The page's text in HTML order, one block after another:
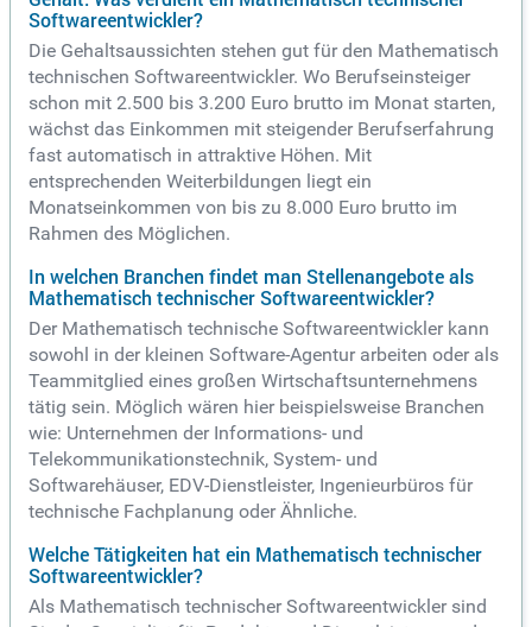
Softwareentwickler?
Die Gehaltsaussichten stehen gut für den Mathematisch
technischen Softwareentwickler. Wo Berufseinsteiger
schon mit 2.500 bis 3.200 Euro brutto im Monat starten,
wächst das Einkommen mit steigender Berufserfahrung
fast automatisch in attraktive Höhen. Mit
entsprechenden Weiterbildungen liegt ein
Monatseinkommen von bis zu 8.000 Euro brutto im
Rahmen des Möglichen.
In welchen Branchen findet man Stellenangebote als
Mathematisch technischer Softwareentwickler?
Der Mathematisch technische Softwareentwickler kann
sowohl in der kleinen Software-Agentur arbeiten oder als
Teammitglied eines großen Wirtschaftsunternehmens
tätig sein. Möglich wären hier beispielsweise Branchen
wie: Unternehmen der Informations- und
Telekommunikationstechnik, System- und
Softwarehäuser, EDV-Dienstleister, Ingenieurbüros für
technische Fachplanung oder Ähnliche.
Welche Tätigkeiten hat ein Mathematisch technischer
Softwareentwickler?
Als Mathematisch technischer Softwareentwickler sind